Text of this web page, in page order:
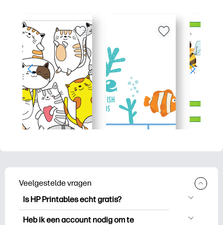
Veelgestelde vragen
Is HP Printables echt gratis?
HP Printables biedt meer dan 2.500
Heb ik een account nodig om te